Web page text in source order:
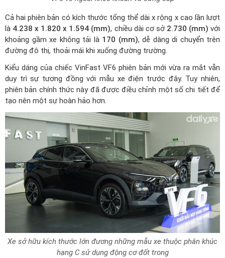
Cả hai phiên bản có kích thước tổng thể dài x rộng x cao lần lượt
là 4.238 x 1.820 x 1.594 (mm), chiều dài cơ sở 2.730 (mm) với
khoảng gầm xe không tải là 170 (mm), dễ dàng di chuyển trên
đường đô thị, thoải mái khi xuống đường trường.
Kiểu dáng của chiếc VinFast VF6 phiên bản mới vừa ra mắt vẫn
duy trì sự tương đồng với mẫu xe điện trước đây. Tuy nhiên,
phiên bản chính thức này đã được điều chỉnh một số chi tiết để
tạo nên một sự hoàn hảo hơn.
Xe sở hữu kích thước lớn đương những mẫu xe thuộc phân khúc
hạng C sử dụng động cơ đốt trong